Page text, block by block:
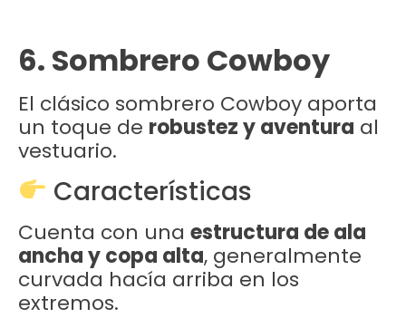
6. Sombrero Cowboy
El clásico sombrero Cowboy aporta
un toque de robustez y aventura al
vestuario.
Características
Cuenta con una estructura de ala
ancha y copa alta, generalmente
curvada hacía arriba en los
extremos.